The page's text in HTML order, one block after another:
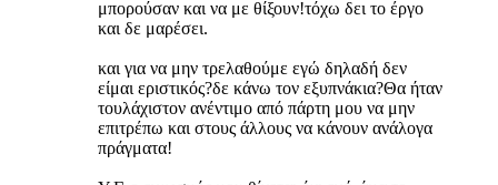
μπορούσαν και να με θίξουν!τόχω δει το έργο
και δε μαρέσει.
και για να μην τρελαθούμε εγώ δηλαδή δεν
είμαι εριστικός?δε κάνω τον εξυπνάκια?Θα ήταν
τουλάχιστον ανέντιμο από πάρτη μου να μην
επιτρέπω και στους άλλους να κάνουν ανάλογα
πράγματα!